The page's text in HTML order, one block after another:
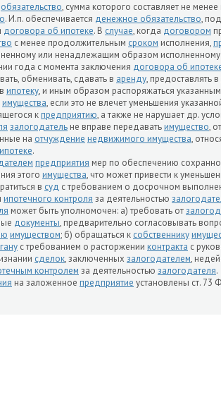
обязательство, сумма которого составляет не
. И.п. обеспечивается денежное обязательство,
договора об ипотеке. В случае, когда договором
с менее продолжительным сроком исполнения,
или ненадлежащим образом исполненному
года с момента заключения договора об
обменивать, сдавать в аренду, предоставлять в
ипотеку, и иным образом распоряжаться указанным
имущества, если это не влечет уменьшения
кпредприятию, а также не нарушает др.
залогодатель не вправе передаватьимущество,
на отчуждение недвижимого имущества,
.
предприятия мер по обеспечению
этого имущества, что может привести к
в суд с требованием о досрочном
ипотечного контроля за деятельностью
может быть уполномочен: а) требовать от
документы, предварительно согласовывать
имуществом; б) обращаться к собственнику
с требованием о расторжении контракта с
сделок, заключенных залогодателем,
контролем за деятельностью залогодателя.
на заложенное предприятие установлены ст. 73